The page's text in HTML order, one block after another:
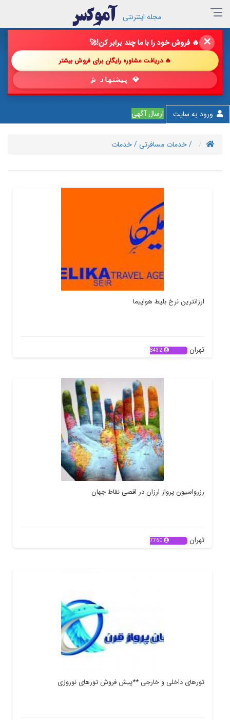
✕ 🔥 فروش خود را با ما چند برابر کن!🚀
🔥 دریافت مشاوره رایگان برای فروش بیشتر
💎 پیشنهاد شگفت‌انگیز
ورود به سایت ارسال آگهی
مجله اینترنتی
/ خدمات مسافرتی/ خدمات
ارزانترین نرخ بلیط هواپیما
تهران 8432
رزرواسیون پرواز ارزان در اقصی نقاط جهان
تهران 7760
تورهای داخلی و خارجی **پیش فروش تورهای نوروزی